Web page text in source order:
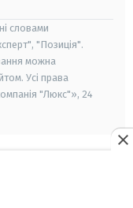
словами
"Позиція".
можна
Усі права
"Люкс"», 24